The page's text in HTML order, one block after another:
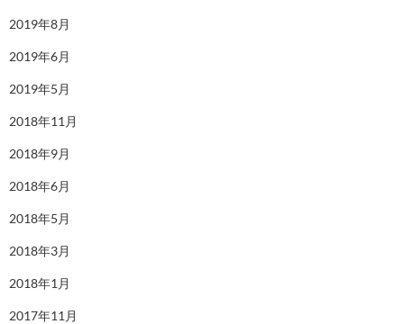
2019年8月
2019年6月
2019年5月
2018年11月
2018年9月
2018年6月
2018年5月
2018年3月
2018年1月
2017年11月